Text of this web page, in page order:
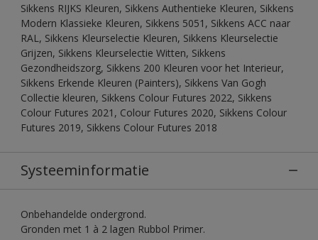
Sikkens RIJKS Kleuren, Sikkens Authentieke Kleuren, Sikkens
Modern Klassieke Kleuren, Sikkens 5051, Sikkens ACC naar
RAL, Sikkens Kleurselectie Kleuren, Sikkens Kleurselectie
Grijzen, Sikkens Kleurselectie Witten, Sikkens
Gezondheidszorg, Sikkens 200 Kleuren voor het Interieur,
Sikkens Erkende Kleuren (Painters), Sikkens Van Gogh
Collectie kleuren, Sikkens Colour Futures 2022, Sikkens
Colour Futures 2021, Colour Futures 2020, Sikkens Colour
Futures 2019, Sikkens Colour Futures 2018
Systeeminformatie
Onbehandelde ondergrond.
Gronden met 1 à 2 lagen Rubbol Primer.